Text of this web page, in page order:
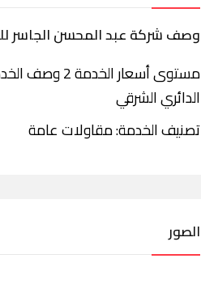
وصف شركة عبد المحسن الجاسر
مستوى
الدائري الشرقي
تصنيف الخدمة: مقاولات عامة
الصور